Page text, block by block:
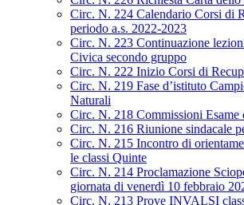
Circ. N. 224 Calendario Corsi di
periodo a.s. 2022-2023
Circ. N. 223 Continuazione
Civica secondo gruppo
Circ. N. 222 Inizio Corsi di
Circ. N. 219 Fase d’istituto
Naturali
Circ. N. 218 Commissioni Esame
Circ. N. 216 Riunione sindacale
Circ. N. 215 Incontro di
le classi Quinte
Circ. N. 214 Proclamazione
giornata di venerdì 10 febbraio
Circ. N. 213 Prove INVALSI